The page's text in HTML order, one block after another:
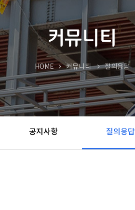
커뮤니티
HOME 커뮤니티 질의응답
공지사항 질의응답